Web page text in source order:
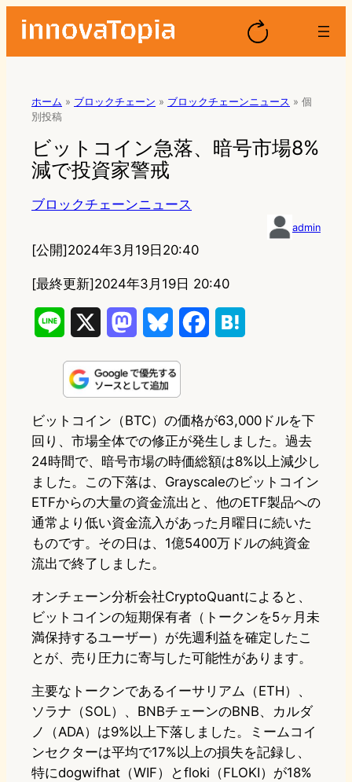
ホーム » ブロックチェーン » ブロックチェーンニュース » 個
別投稿
ビットコイン急落、暗号市場8%
減で投資家警戒
ブロックチェーンニュース
admin
[公開]2024年3月19日20:40
[最終更新]2024年3月19日 20:40
n
s
t
o
d
o
n
u
s
k
y
b
o
o
k
e
n
a
ビットコイン（BTC）の価格が63,000ドルを下
回り、市場全体での修正が発生しました。過去
24時間で、暗号市場の時価総額は8%以上減少し
ました。この下落は、Grayscaleのビットコイン
ETFからの大量の資金流出と、他のETF製品への
通常より低い資金流入があった月曜日に続いた
ものです。その日は、1億5400万ドルの純資金
流出で終了しました。
オンチェーン分析会社CryptoQuantによると、
ビットコインの短期保有者（トークンを5ヶ月未
満保持するユーザー）が先週利益を確定したこ
とが、売り圧力に寄与した可能性があります。
主要なトークンであるイーサリアム（ETH）、
ソラナ（SOL）、BNBチェーンのBNB、カルダ
ノ（ADA）は9%以上下落しました。ミームコイ
ンセクターは平均で17%以上の損失を記録し、
特にdogwifhat（WIF）とfloki（FLOKI）が18%